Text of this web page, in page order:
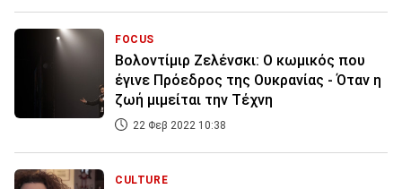
FOCUS
Βολοντίμιρ Ζελένσκι: Ο κωμικός που
έγινε Πρόεδρος της Ουκρανίας - Όταν η
ζωή μιμείται την Τέχνη
22 Φεβ 2022 10:38
CULTURE